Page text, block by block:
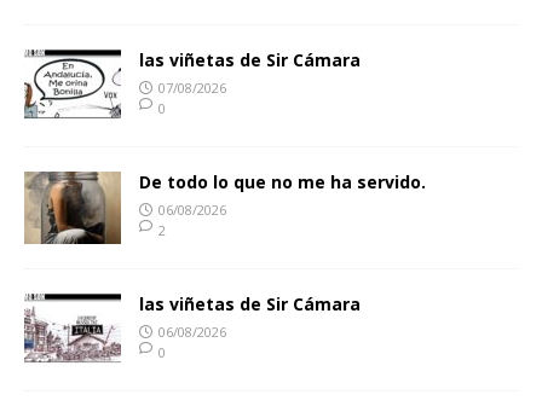
las viñetas de Sir Cámara
07/08/2026
0
De todo lo que no me ha servido.
06/08/2026
2
las viñetas de Sir Cámara
06/08/2026
0